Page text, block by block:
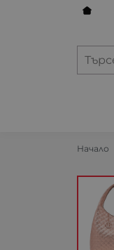
Начало